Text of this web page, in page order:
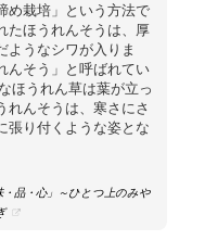
め栽培」という方法で
たほうれんそうは、厚
ようなシワが入りま
んそう」と呼ばれてい
ほうれん草は葉が立っ
れんそうは、寒さにさ
張り付くような姿とな
品・心」～ひとつ上のみや